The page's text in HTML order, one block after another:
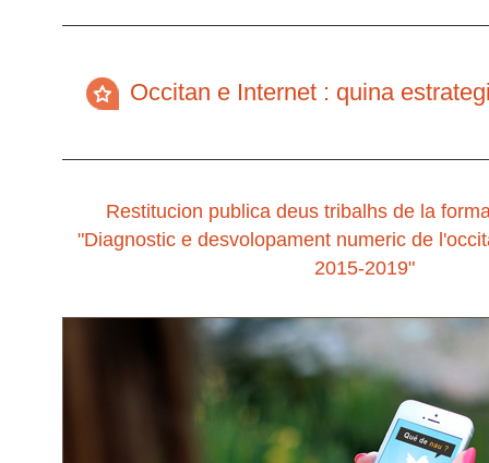
Occitan e Internet : quina
Restitucion publica deus tribalhs de la
"Diagnostic e desvolopament numeric de
2015-2019"